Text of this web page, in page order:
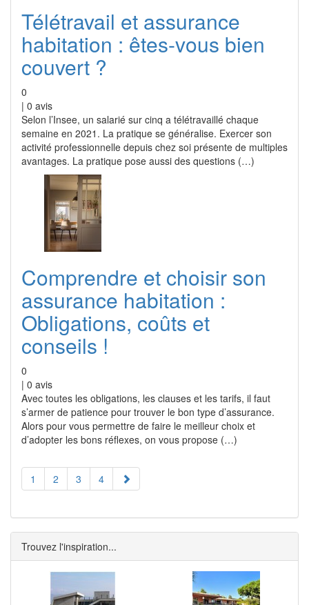
Télétravail et assurance
habitation : êtes-vous bien
couvert ?
0
| 0 avis
Selon l’Insee, un salarié sur cinq a télétravaillé chaque
semaine en 2021. La pratique se généralise. Exercer son
activité professionnelle depuis chez soi présente de multiples
avantages. La pratique pose aussi des questions (…)
Comprendre et choisir son
assurance habitation :
Obligations, coûts et
conseils !
0
| 0 avis
Avec toutes les obligations, les clauses et les tarifs, il faut
s’armer de patience pour trouver le bon type d’assurance.
Alors pour vous permettre de faire le meilleur choix et
d’adopter les bons réflexes, on vous propose (…)
1 2 3 4
Trouvez l'inspiration...